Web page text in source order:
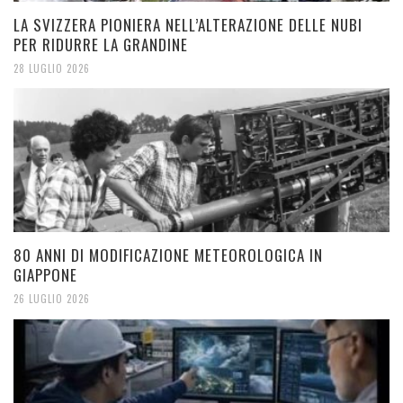
LA SVIZZERA PIONIERA NELL’ALTERAZIONE DELLE NUBI
PER RIDURRE LA GRANDINE
28 LUGLIO 2026
80 ANNI DI MODIFICAZIONE METEOROLOGICA IN
GIAPPONE
26 LUGLIO 2026